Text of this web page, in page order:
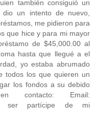
también consiguió un
un intento de nuevo,
me pidieron para
que hice y para mi mayor
de $45,000.00 al
hasta que llegué a el
yo estaba abrumado
todos los que quieren un
los fondos a su debido
contacto: Email:
y ser partícipe de mi